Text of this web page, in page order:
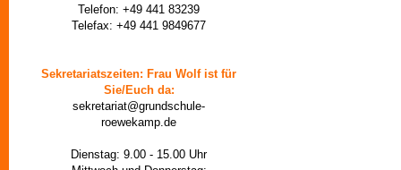
Telefon: +49 441 83239
Telefax: +49 441 9849677
Sekretariatszeiten: Frau Wolf ist für
Sie/Euch da:
sekretariat@grundschule-
roewekamp.de
Dienstag: 9.00 - 15.00 Uhr